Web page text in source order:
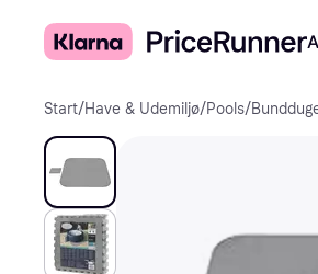
Start/Have & Udemiljø/Pools/